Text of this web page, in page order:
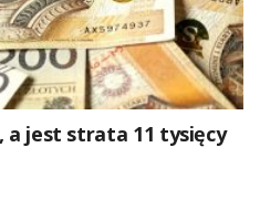
a jest strata 11 tysięcy